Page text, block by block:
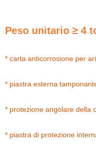
Peso unitario ≥ 4
* carta anticorrosione per
* piastra esterna
* protezione angolare
* piastra di protezione